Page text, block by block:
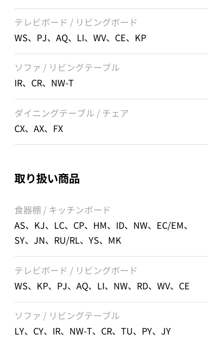
テレビボード / リビングボード
WS、PJ、AQ、LI、WV、CE、KP
ソファ / リビングテーブル
IR、CR、NW-T
ダイニングテーブル / チェア
CX、AX、FX
取り扱い商品
食器棚 / キッチンボード
AS、KJ、LC、CP、HM、ID、NW、EC/EM、
SY、JN、RU/RL、YS、MK
テレビボード / リビングボード
WS、KP、PJ、AQ、LI、NW、RD、WV、CE
ソファ / リビングテーブル
LY、CY、IR、NW-T、CR、TU、PY、JY